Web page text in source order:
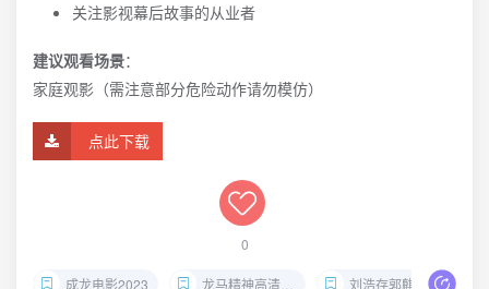
关注影视幕后故事的从业者
建议观看场景：
家庭观影（需注意部分危险动作请勿模仿）
点此下载
0
成龙电影2023 龙马精神高清下载 刘浩存郭麒麟新片